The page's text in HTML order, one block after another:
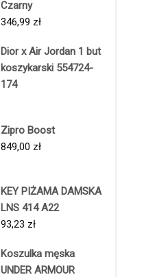
Czarny
346,99 zł
Dior x Air Jordan 1 but
koszykarski 554724-
174
Zipro Boost
849,00 zł
KEY PIŻAMA DAMSKA
LNS 414 A22
93,23 zł
Koszulka męska
UNDER ARMOUR